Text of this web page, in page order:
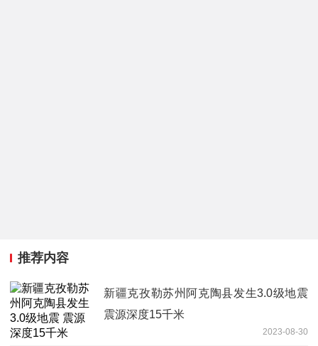
推荐内容
新疆克孜勒苏州阿克陶县发生3.0级地震
震源深度15千米
2023-08-30